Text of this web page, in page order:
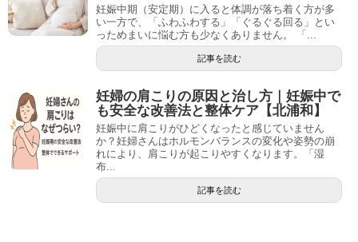
妊娠中期（安定期）に入ると体調が落ち着く方が多
い一方で、「ふわふわする」「ぐるぐる回る」とい
っためまいに悩む方も少なくありません。 「...
記事を読む
妊婦の肩こりの原因と治し方｜妊娠中で
も安全な改善法と整体ケア【北浦和】
妊娠中に肩こりがひどくなったと感じていません
か？妊婦さんはホルモンバランスの変化や姿勢の崩
れにより、肩こりが起こりやすくなります。「湿
布...
記事を読む